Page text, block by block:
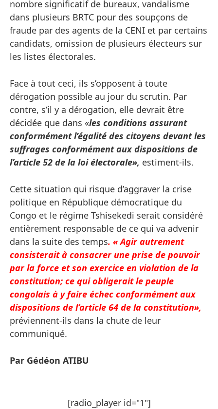
nombre significatif de bureaux, vandalisme
dans plusieurs BRTC pour des soupçons de
fraude par des agents de la CENI et par certains
candidats, omission de plusieurs électeurs sur
les listes électorales.
Face à tout ceci, ils s’opposent à toute
dérogation possible au jour du scrutin. Par
contre, s’il y a dérogation, elle devrait être
décidée que dans «les conditions assurant
conformément l’égalité des citoyens devant les
suffrages conformément aux dispositions de
l’article 52 de la loi électorale», estiment-ils.
Cette situation qui risque d’aggraver la crise
politique en République démocratique du
Congo et le régime Tshisekedi serait considéré
entièrement responsable de ce qui va advenir
dans la suite des temps. « Agir autrement
consisterait à consacrer une prise de pouvoir
par la force et son exercice en violation de la
constitution; ce qui obligerait le peuple
congolais à y faire échec conformément aux
dispositions de l’article 64 de la constitution»,
préviennent-ils dans la chute de leur
communiqué.
Par Gédéon ATIBU
[radio_player id="1"]